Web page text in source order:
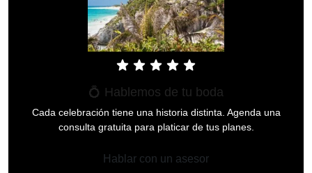
star star star star star
💍 Hablemos de tu boda
Cada celebración tiene una historia distinta. Agenda una
consulta gratuita para platicar de tus planes.
Hablar con un asesor